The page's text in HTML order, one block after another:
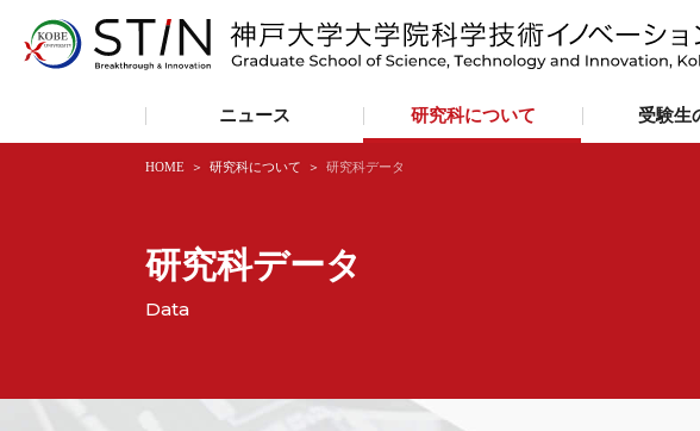
ニュース 研究科について 受験生
研究科データ
Data
HOME 研究科について 研究科データ